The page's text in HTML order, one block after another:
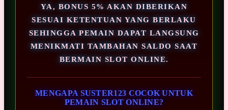
YA, BONUS 5% AKAN DIBERIKAN
SESUAI KETENTUAN YANG BERLAKU
SEHINGGA PEMAIN DAPAT LANGSUNG
MENIKMATI TAMBAHAN SALDO SAAT
BERMAIN SLOT ONLINE.
MENGAPA SUSTER123 COCOK UNTUK
PEMAIN SLOT ONLINE?